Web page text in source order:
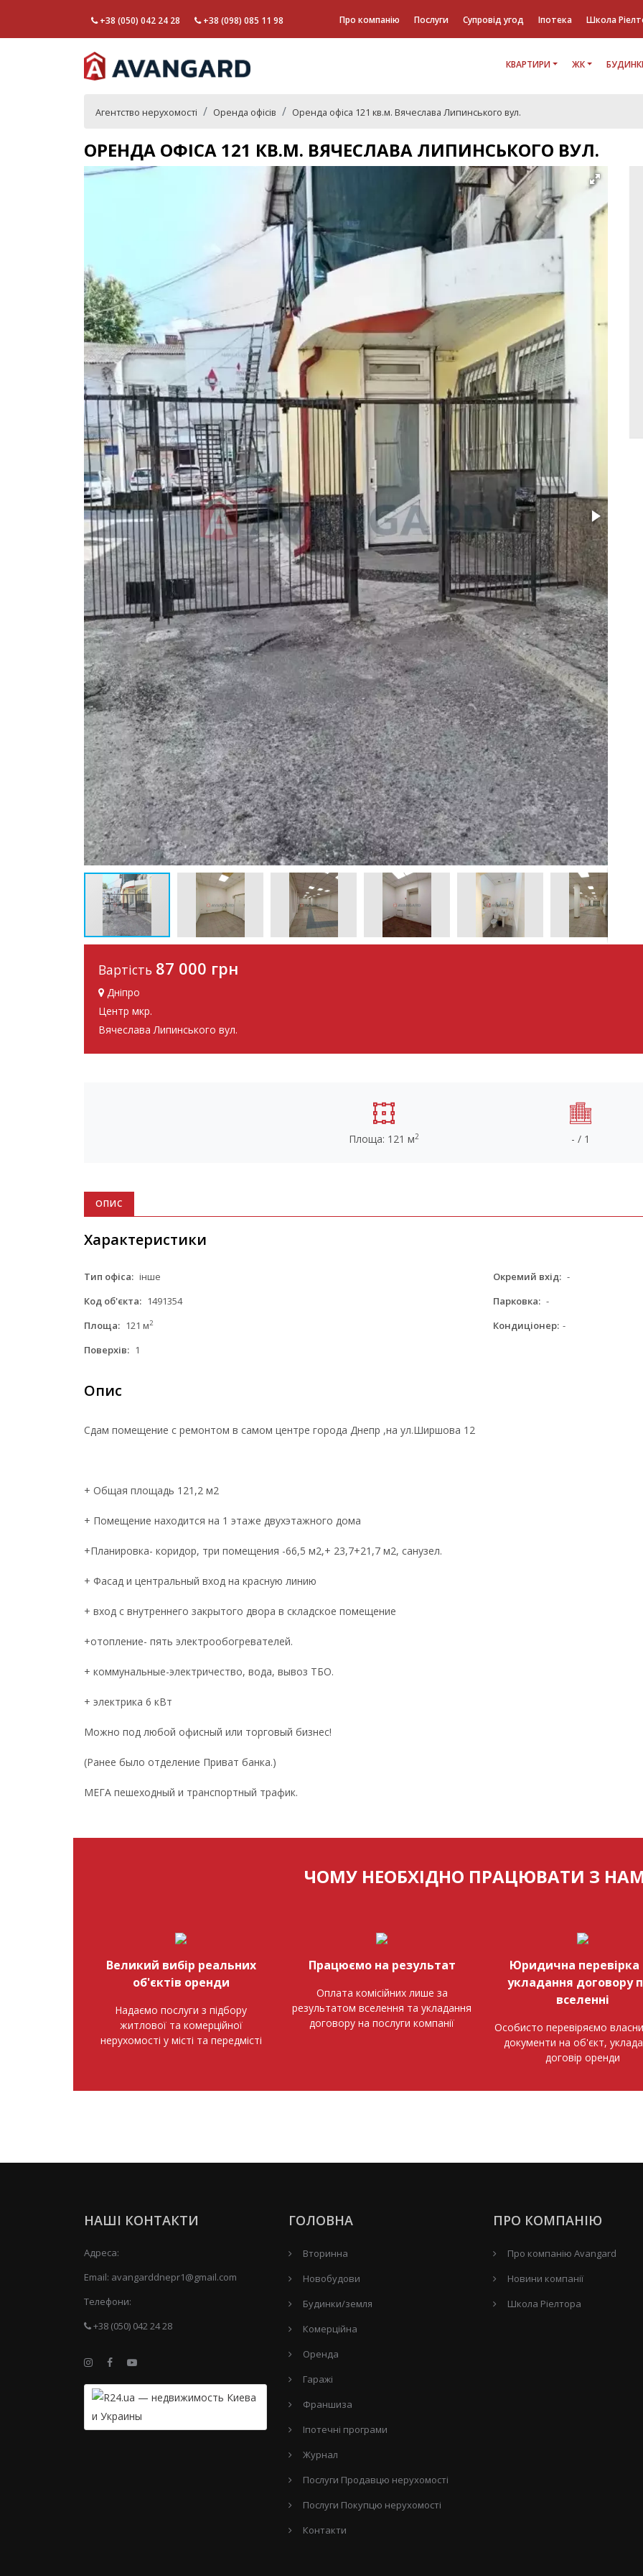
+38 (050) 042 24 28 +38 (098) 085 11 98 Про компанію Послуги Супровід угод Іпотека Школа
КВАРТИРИ ЖК
Агентство нерухомості Оренда офісів Оренда офіса 121 кв.м. Вячеслава Липинського вул.
ОРЕНДА ОФІСА 121 КВ.М. ВЯЧЕСЛАВА ЛИПИНСЬКОГО ВУЛ.
Вартість 87 000 грн
Дніпро
Центр мкр.
Вячеслава Липинського вул.
Площа: 121 м2 - / 1
ОПИС
Характеристики
Тип офіса: інше
Код об'єкта: 1491354
Площа: 121 м2
Поверхів: 1
Окремий вхід: -
Парковка: -
Кондиціонер: -
Опис
Сдам помещение с ремонтом в самом центре города Днепр ,на ул.Ширшова 12
+ Общая площадь 121,2 м2
+ Помещение находится на 1 этаже двухэтажного дома
+Планировка- коридор, три помещения -66,5 м2,+ 23,7+21,7 м2, санузел.
+ Фасад и центральный вход на красную линию
+ вход с внутреннего закрытого двора в складское помещение
+отопление- пять электрообогревателей.
+ коммунальные-электричество, вода, вывоз ТБО.
+ электрика 6 кВт
Можно под любой офисный или торговый бизнес!
(Ранее было отделение Приват банка.)
МЕГА пешеходный и транспортный трафик.
ЧОМУ НЕОБХІДНО ПРАЦЮВАТИ З
Великий вибір реальних
об'єктів оренди
Надаємо послуги з підбору
житлової та комерційної
нерухомості у місті та передмісті
Працюємо на результат
Оплата комісійних лише за
результатом вселення та укладання
договору на послуги компанії
Юридична перевірка
укладання договору
вселенні
Особисто перевіряємо
документи на об'єкт,
договір оренди
НАШІ КОНТАКТИ
Адреса:
Email: avangarddnepr1@gmail.com
Телефони:
+38 (050) 042 24 28
ГОЛОВНА
Вторинна
Новобудови
Будинки/земля
Комерційна
Оренда
Гаражі
Франшиза
Іпотечні програми
Журнал
Послуги Продавцю нерухомості
Послуги Покупцю нерухомості
Контакти
ПРО КОМПАНІЮ
Про компанію Avangard
Новини компанії
Школа Ріелтора